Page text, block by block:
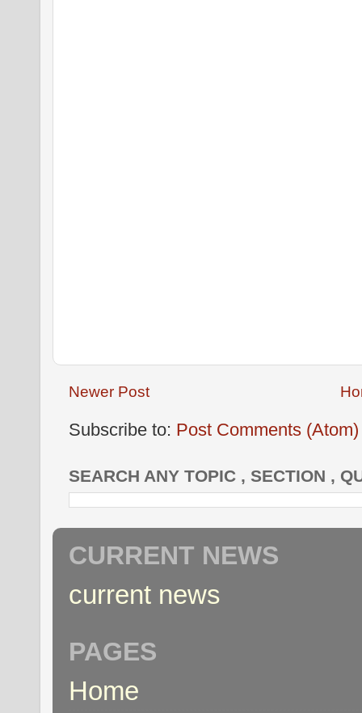
Newer Post
Subscribe to: Post Comments (Atom)
SEARCH ANY TOPIC , SECTION ,
CURRENT NEWS
current news
PAGES
Home